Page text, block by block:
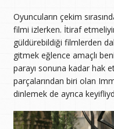
Oyuncuların çekim
filmi izlerken. İtiraf
güldürebildiği filmlerden
gitmek eğlence amaçlı
parayı sonuna kadar hak
parçalarından biri olan
dinlemek de ayrıca